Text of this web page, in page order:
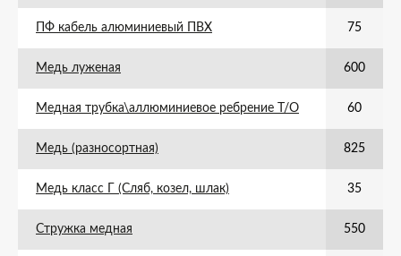
ПФ кабель алюминиевый ПВХ 75
Медь луженая 600
Медная трубка\аллюминиевое ребрение Т/О 60
Медь (разносортная) 825
Медь класс Г (Сляб, козел, шлак) 35
Стружка медная 550